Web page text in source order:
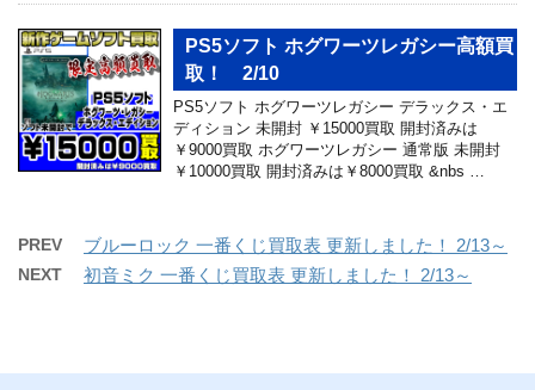
PS5ソフト ホグワーツレガシー高額買
取！ 2/10
PS5ソフト ホグワーツレガシー デラックス・エ
ディション 未開封 ￥15000買取 開封済みは
￥9000買取 ホグワーツレガシー 通常版 未開封
￥10000買取 開封済みは￥8000買取 &nbs …
PREV ブルーロック 一番くじ買取表 更新しました！ 2/13～
NEXT 初音ミク 一番くじ買取表 更新しました！ 2/13～